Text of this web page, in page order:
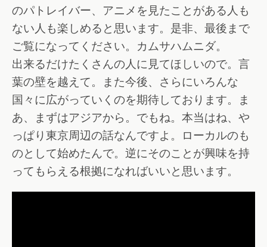
のパトレイバー、アニメを見たことがある人も
ない人も楽しめると思います。是非、最後まで
ご覧になってください。カムサハムニダ。
出来るだけたくさんの人に見てほしいので。言
葉の壁を越えて。また今後、さらにいろんな
国々に広がっていくのを期待しております。ま
あ、まずはアジアから。でもね。本当はね、や
っぱり東京周辺の話なんですよ。ローカルのも
のとして始めたんで。逆にそのことが興味を持
ってもらえる根拠になればいいと思います。